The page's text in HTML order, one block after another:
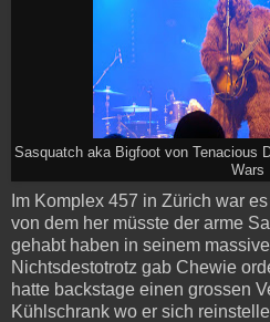
Sasquatch aka Bigfoot von Tenacious
Wars
Im Komplex 457 in Zürich war
von dem her müsste der arme
gehabt haben in seinem
Nichtsdestotrotz gab Chewie
hatte backstage einen grossen
Kühlschrank wo er sich